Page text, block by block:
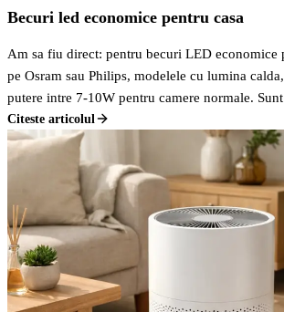
Becuri led economice pentru casa
Am sa fiu direct: pentru becuri LED economice
pe Osram sau Philips, modelele cu lumina
putere intre 7-10W pentru camere normale.
putin si te tin ani buni fara batai de cap,
factura la electricitate.
Citeste articolul